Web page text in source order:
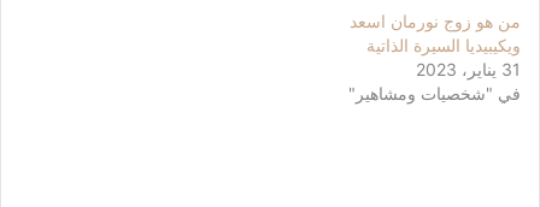
من هو زوج نورمان اسعد
ويكيبيديا السيرة الذاتية
31 يناير، 2023
في "شخصيات ومشاهير"